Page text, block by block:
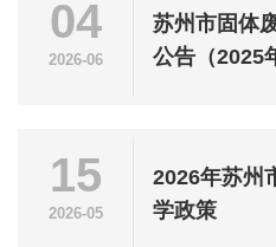
04
2026-06
苏州市固体
公告（2025
15
2026-05
2026年苏州
学政策